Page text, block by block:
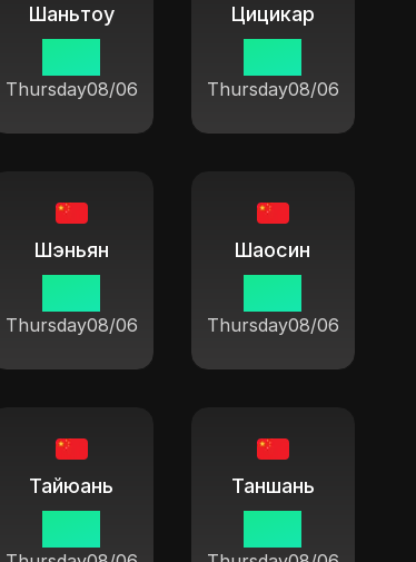
Шаньтоу
Thursday08/06
Цицикар
Thursday08/06
Шэньян
Thursday08/06
Шаосин
Thursday08/06
Тайюань Таншань